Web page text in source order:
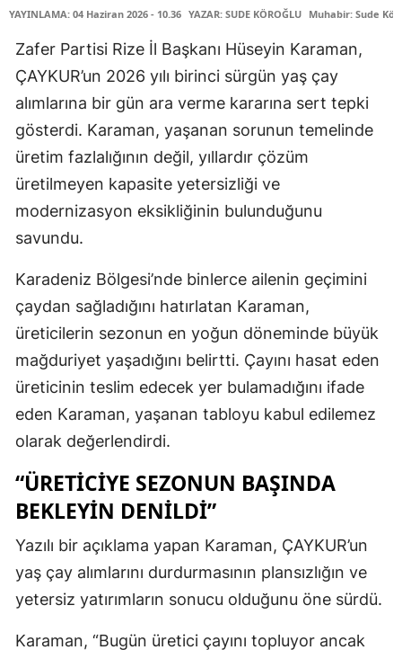
YAYINLAMA: 04 Haziran 2026 - 10.36 YAZAR: SUDE KÖROĞLU Muhabir: Sude
Zafer Partisi Rize İl Başkanı Hüseyin Karaman,
ÇAYKUR’un 2026 yılı birinci sürgün yaş çay
alımlarına bir gün ara verme kararına sert tepki
gösterdi. Karaman, yaşanan sorunun temelinde
üretim fazlalığının değil, yıllardır çözüm
üretilmeyen kapasite yetersizliği ve
modernizasyon eksikliğinin bulunduğunu
savundu.
Karadeniz Bölgesi’nde binlerce ailenin geçimini
çaydan sağladığını hatırlatan Karaman,
üreticilerin sezonun en yoğun döneminde büyük
mağduriyet yaşadığını belirtti. Çayını hasat eden
üreticinin teslim edecek yer bulamadığını ifade
eden Karaman, yaşanan tabloyu kabul edilemez
olarak değerlendirdi.
“ÜRETICIYE SEZONUN BAŞINDA
BEKLEYIN DENILDI”
Yazılı bir açıklama yapan Karaman, ÇAYKUR’un
yaş çay alımlarını durdurmasının plansızlığın ve
yetersiz yatırımların sonucu olduğunu öne sürdü.
Karaman, “Bugün üretici çayını topluyor ancak